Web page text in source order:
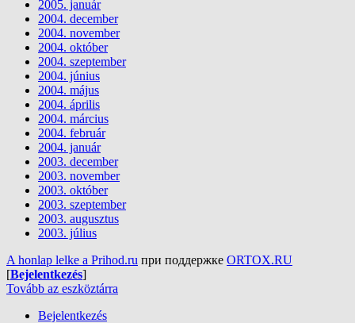
2005. január
2004. december
2004. november
2004. október
2004. szeptember
2004. június
2004. május
2004. április
2004. március
2004. február
2004. január
2003. december
2003. november
2003. október
2003. szeptember
2003. augusztus
2003. július
A honlap lelke a Prihod.ru при поддержке ORTOX.RU
[Bejelentkezés]
Tovább az eszköztárra
Bejelentkezés